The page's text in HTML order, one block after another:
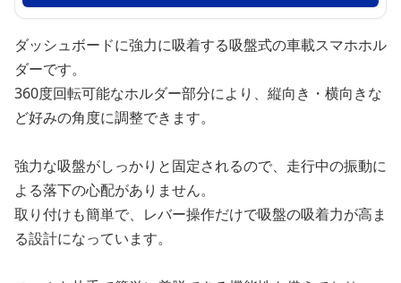
ダッシュボードに強力に吸着する吸盤式の車載スマホホル
ダーです。
360度回転可能なホルダー部分により、縦向き・横向きな
ど好みの角度に調整できます。
強力な吸盤がしっかりと固定されるので、走行中の振動に
よる落下の心配がありません。
取り付けも簡単で、レバー操作だけで吸盤の吸着力が高ま
る設計になっています。